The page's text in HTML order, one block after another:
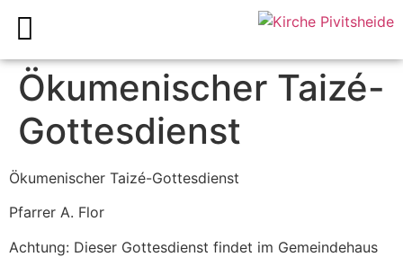
Ökumenischer Taizé-
Gottesdienst
Ökumenischer Taizé-Gottesdienst
Pfarrer A. Flor
Achtung: Dieser Gottesdienst findet im Gemeindehaus